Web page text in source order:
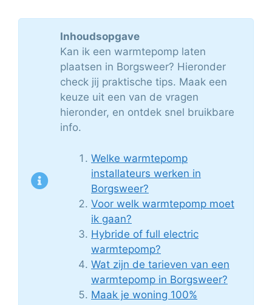
Inhoudsopgave
Kan ik een warmtepomp laten
plaatsen in Borgsweer? Hieronder
check jij praktische tips. Maak een
keuze uit een van de vragen
hieronder, en ontdek snel bruikbare
info.
Welke warmtepomp
installateurs werken in
Borgsweer?
Voor welk warmtepomp moet
ik gaan?
Hybride of full electric
warmtepomp?
Wat zijn de tarieven van een
warmtepomp in Borgsweer?
Maak je woning 100%